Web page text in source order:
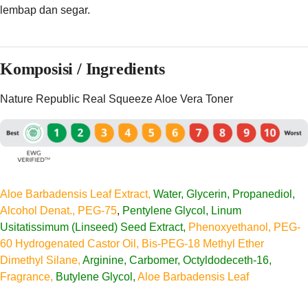
lembap dan segar.
Komposisi / Ingredients
Nature Republic Real Squeeze Aloe Vera Toner
Aloe Barbadensis Leaf Extract, Water, Glycerin, Propanediol,
Alcohol Denat., PEG-75, Pentylene Glycol, Linum
Usitatissimum (Linseed) Seed Extract, Phenoxyethanol, PEG-
60 Hydrogenated Castor Oil, Bis-PEG-18 Methyl Ether
Dimethyl Silane, Arginine, Carbomer, Octyldodeceth-16,
Fragrance, Butylene Glycol, Aloe Barbadensis Leaf